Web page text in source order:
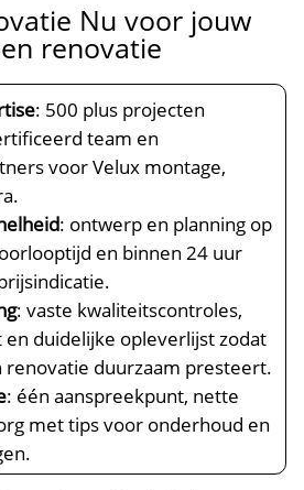
Nu voor jouw
renovatie
: 500 plus projecten
team en
voor Velux montage,
: ontwerp en planning op
en binnen 24 uur
: vaste kwaliteitscontroles,
duidelijke opleverlijst zodat
renovatie duurzaam presteert.​
: één aanspreekpunt, nette
met tips voor onderhoud en